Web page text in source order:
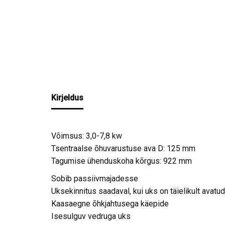
Kirjeldus
Võimsus: 3,0-7,8 kw
Tsentraalse õhuvarustuse ava D: 125 mm
Tagumise ühenduskoha kõrgus: 922 mm
Sobib passiivmajadesse
Uksekinnitus saadaval, kui uks on täielikult avatud
Kaasaegne õhkjahtusega käepide
Isesulguv vedruga uks